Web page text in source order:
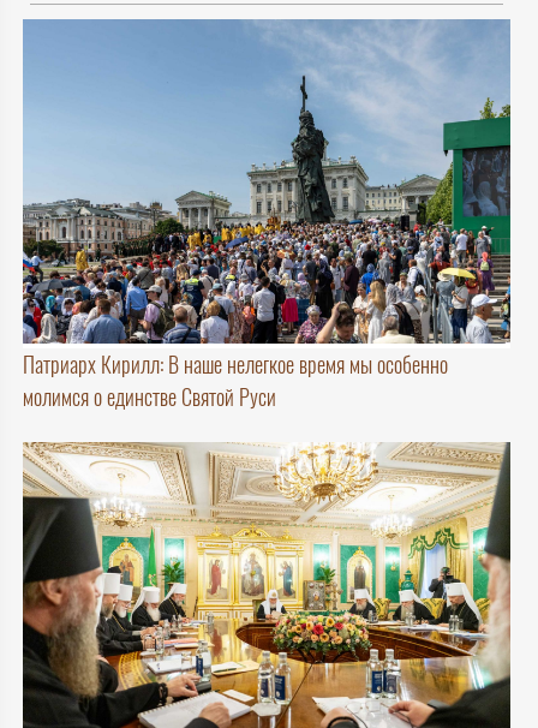
Патриарх Кирилл: В наше нелегкое время мы особенно
молимся о единстве Святой Руси